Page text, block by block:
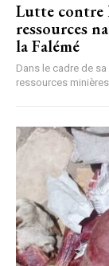
Lutte contre
ressources
la Falémé
Dans le cadre de
ressources